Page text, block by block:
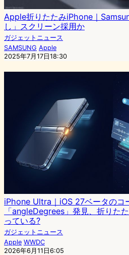
Apple折りたたみiPhone｜
し」スクリーン採用か
ガジェットニュース
SAMSUNG Apple
2025年7月17日18:30
iPhone Ultra｜iOS 27ベータのコ
「angleDegrees」発見、折りた
っている?
ガジェットニュース
Apple WWDC
2026年6月11日6:05